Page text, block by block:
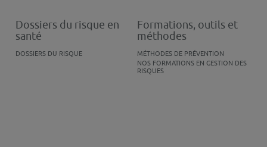
Dossiers du risque en
santé
DOSSIERS DU RISQUE
Formations, outils et
méthodes
MÉTHODES DE PRÉVENTION
NOS FORMATIONS EN GESTION DES
RISQUES